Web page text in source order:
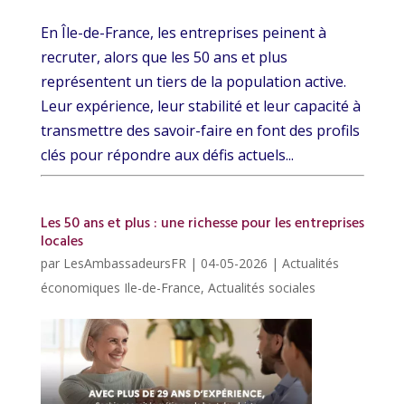
En Île-de-France, les entreprises peinent à
recruter, alors que les 50 ans et plus
représentent un tiers de la population active.
Leur expérience, leur stabilité et leur capacité à
transmettre des savoir-faire en font des profils
clés pour répondre aux défis actuels...
Les 50 ans et plus : une richesse pour les entreprises
locales
par LesAmbassadeursFR| 04-05-2026 | Actualités
économiques Ile-de-France, Actualités sociales